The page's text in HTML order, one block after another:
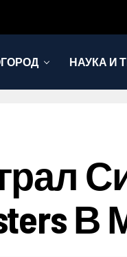
НАУКА И
В